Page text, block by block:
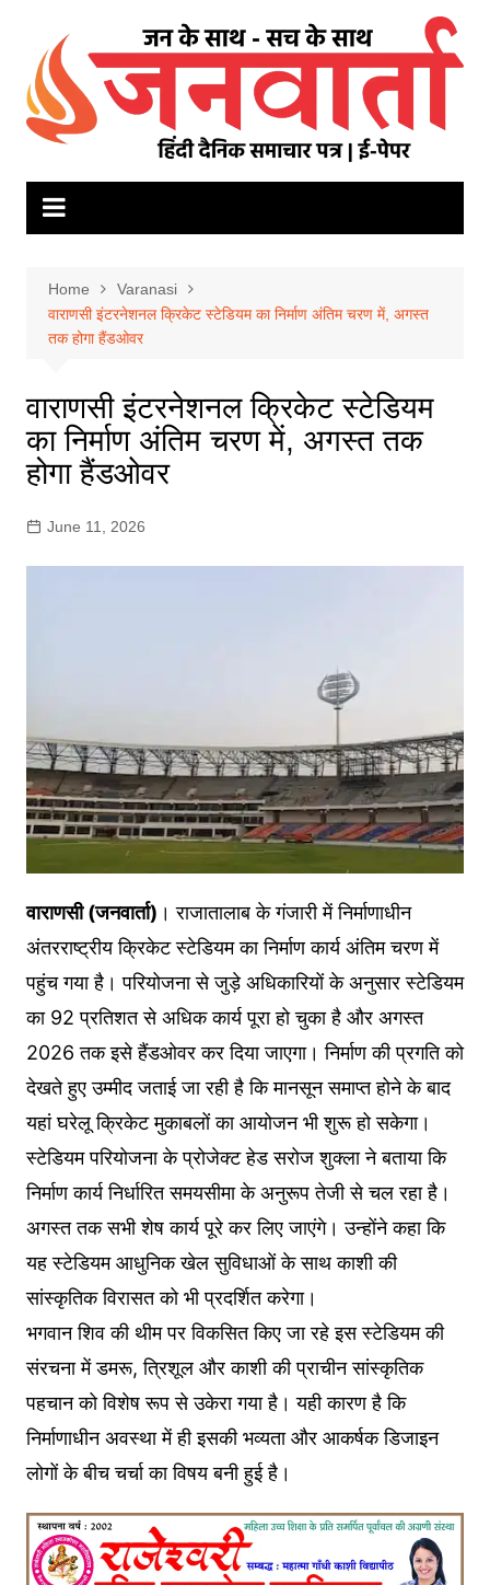
content
Home
Varanasi
वाराणसी इंटरनेशनल क्रिकेट स्टेडियम का निर्माण अंतिम चरण में, अगस्त
तक होगा हैंडओवर
वाराणसी इंटरनेशनल क्रिकेट स्टेडियम
का निर्माण अंतिम चरण में, अगस्त तक
होगा हैंडओवर
June 11, 2026
वाराणसी (जनवार्ता) । राजातालाब के गंजारी में निर्माणाधीन
अंतरराष्ट्रीय क्रिकेट स्टेडियम का निर्माण कार्य अंतिम चरण में
पहुंच गया है। परियोजना से जुड़े अधिकारियों के अनुसार स्टेडियम
का 92 प्रतिशत से अधिक कार्य पूरा हो चुका है और अगस्त
2026 तक इसे हैंडओवर कर दिया जाएगा। निर्माण की प्रगति को
देखते हुए उम्मीद जताई जा रही है कि मानसून समाप्त होने के बाद
यहां घरेलू क्रिकेट मुकाबलों का आयोजन भी शुरू हो सकेगा।
स्टेडियम परियोजना के प्रोजेक्ट हेड सरोज शुक्ला ने बताया कि
निर्माण कार्य निर्धारित समयसीमा के अनुरूप तेजी से चल रहा है।
अगस्त तक सभी शेष कार्य पूरे कर लिए जाएंगे। उन्होंने कहा कि
यह स्टेडियम आधुनिक खेल सुविधाओं के साथ काशी की
सांस्कृतिक विरासत को भी प्रदर्शित करेगा।
भगवान शिव की थीम पर विकसित किए जा रहे इस स्टेडियम की
संरचना में डमरू, त्रिशूल और काशी की प्राचीन सांस्कृतिक
पहचान को विशेष रूप से उकेरा गया है। यही कारण है कि
निर्माणाधीन अवस्था में ही इसकी भव्यता और आकर्षक डिजाइन
लोगों के बीच चर्चा का विषय बनी हुई है।